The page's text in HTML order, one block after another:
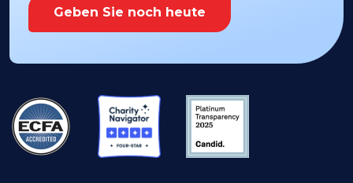
Geben Sie noch heute